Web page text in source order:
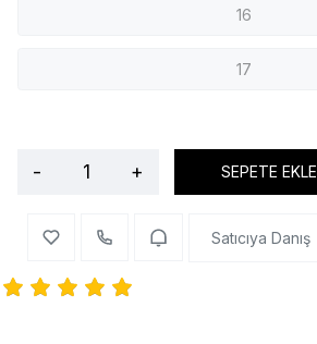
16
17
- + SEPETE EKLE
Satıcıya Danış